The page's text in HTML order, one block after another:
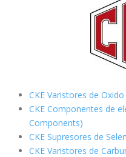
CKE Varistores de
CKE Componentes de
Components)
CKE Supresores de
CKE Varistores de